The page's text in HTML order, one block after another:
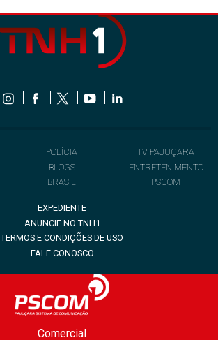
POLÍCIA
BLOGS
BRASIL
TV PAJUÇARA
ENTRETENIMENTO
PSCOM
EXPEDIENTE
ANUNCIE NO TNH1
TERMOS E CONDIÇÕES DE USO
FALE CONOSCO
Comercial